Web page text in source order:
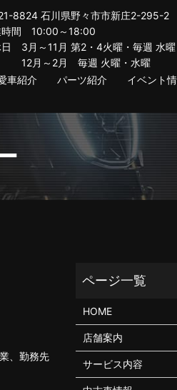
8824 石川県野々市市新庄2-295-2
時間 10:00～18:00
日 3月～11月 第2・4火曜・毎週 水曜
～2月 毎週 火曜・水曜
車紹介 パーツ紹介 イベント
、勤務先
HOME
店舗案内
サービス内容